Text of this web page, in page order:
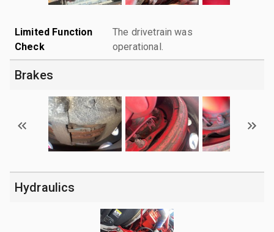
Limited Function
Check
The drivetrain was
operational.
Brakes
Hydraulics